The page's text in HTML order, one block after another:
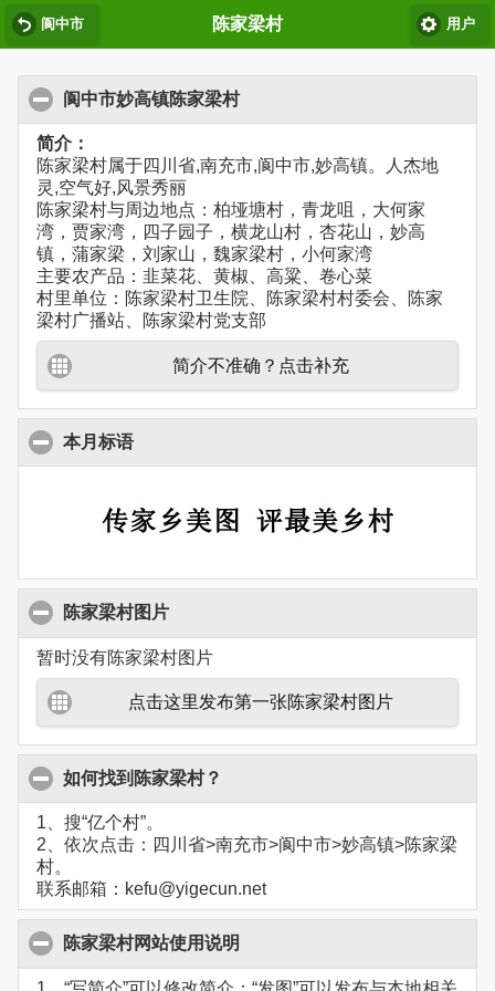
阆中市 陈家梁村 用户
阆中市妙高镇陈家梁村
简介：
陈家梁村属于四川省,南充市,阆中市,妙高镇。人杰地
灵,空气好,风景秀丽
陈家梁村与周边地点：柏垭塘村，青龙咀，大何家
湾，贾家湾，四子园子，横龙山村，杏花山，妙高
镇，蒲家梁，刘家山，魏家梁村，小何家湾
主要农产品：韭菜花、黄椒、高粱、卷心菜
村里单位：陈家梁村卫生院、陈家梁村村委会、陈家
梁村广播站、陈家梁村党支部
简介不准确？点击补充
本月标语
陈家梁村图片
暂时没有陈家梁村图片
点击这里发布第一张陈家梁村图片
如何找到陈家梁村？
1、搜“亿个村”。
2、依次点击：四川省>南充市>阆中市>妙高镇>陈家梁
村。
联系邮箱：kefu@yigecun.net
陈家梁村网站使用说明